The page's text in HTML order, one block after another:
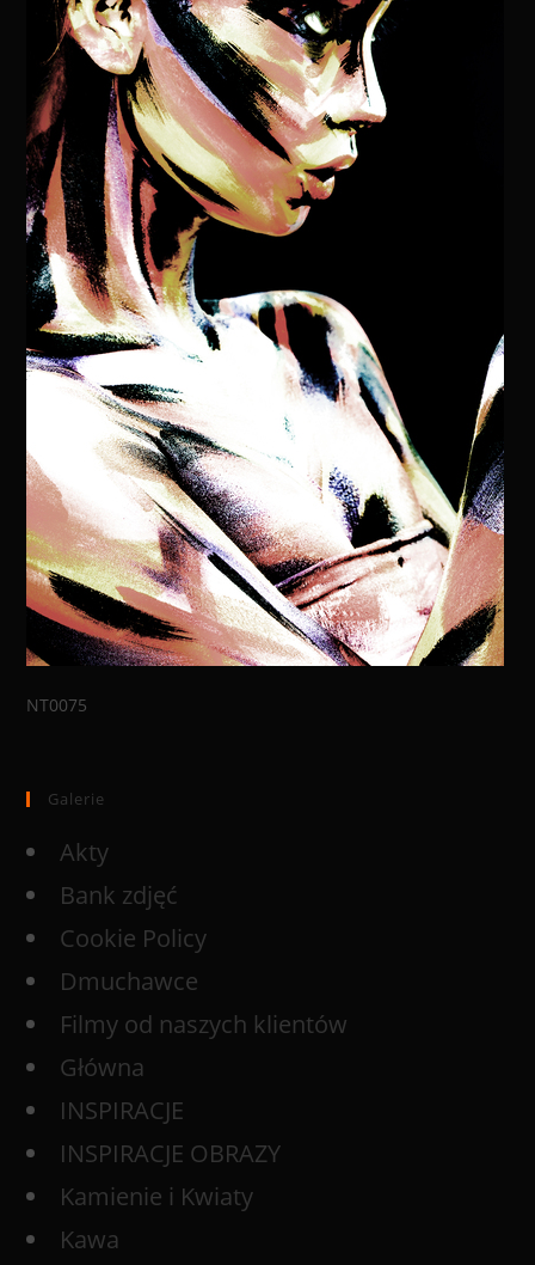
NT0075
Galerie
Akty
Bank zdjęć
Cookie Policy
Dmuchawce
Filmy od naszych klientów
Główna
INSPIRACJE
INSPIRACJE OBRAZY
Kamienie i Kwiaty
Kawa